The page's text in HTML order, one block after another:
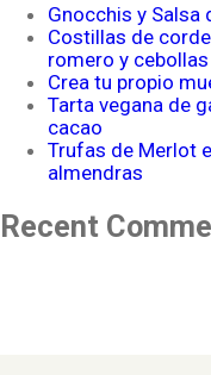
Gnocchis y Salsa
Costillas de
romero y
Crea tu propio
Tarta vegana de
cacao
Trufas de Merlot
almendras
Recent